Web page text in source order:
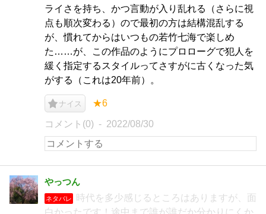
ライさを持ち、かつ言動が入り乱れる（さらに視
点も順次変わる）ので最初の方は結構混乱する
が、慣れてからはいつもの若竹七海で楽しめ
た……が、この作品のようにプロローグで犯人を
緩く指定するスタイルってさすがに古くなった気
がする（これは20年前）。
ナイス ★6
コメント(0) 2022/08/30
やっつん
ネタバレ
時代を多少感じるところはありますが、面
白かったです！途中まで誰が誰だか分かりにくか